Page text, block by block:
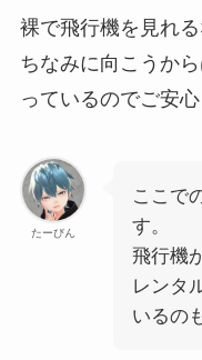
裸で飛行機を見れ
ちなみに向こうか
っているのでご安心
たーびん
ここで
す。
飛行機
レンタ
いるの